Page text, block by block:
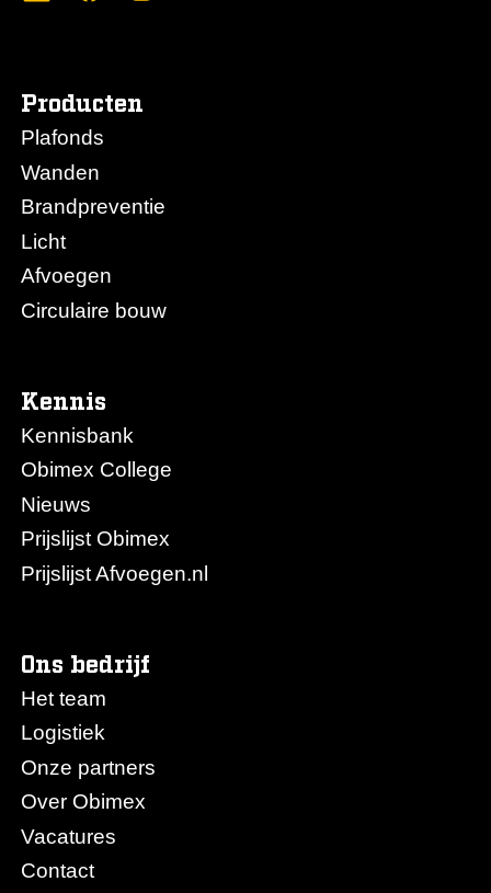
Producten
Plafonds
Wanden
Brandpreventie
Licht
Afvoegen
Circulaire bouw
Kennis
Kennisbank
Obimex College
Nieuws
Prijslijst Obimex
Prijslijst Afvoegen.nl
Ons bedrijf
Het team
Logistiek
Onze partners
Over Obimex
Vacatures
Contact